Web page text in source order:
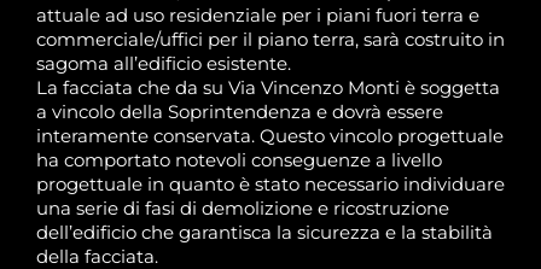
attuale ad uso residenziale per i piani fuori terra e
commerciale/uffici per il piano terra, sarà costruito in
sagoma all’edificio esistente.
La facciata che da su Via Vincenzo Monti è soggetta
a vincolo della Soprintendenza e dovrà essere
interamente conservata. Questo vincolo progettuale
ha comportato notevoli conseguenze a livello
progettuale in quanto è stato necessario individuare
una serie di fasi di demolizione e ricostruzione
dell’edificio che garantisca la sicurezza e la stabilità
della facciata.